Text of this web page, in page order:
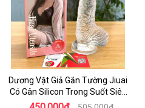
Dương Vật Giả Gắn Tường Jiuai
Có Gân Silicon Trong Suốt Siêu
Mềm